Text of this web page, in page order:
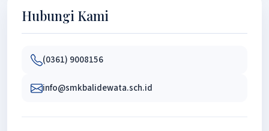
Hubungi Kami
(0361) 9008156
info@smkbalidewata.sch.id